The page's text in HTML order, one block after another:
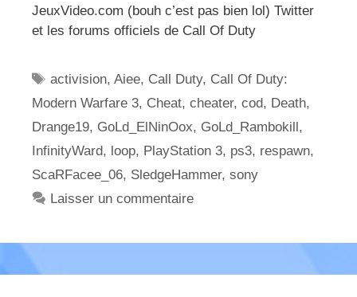
JeuxVideo.com (bouh c’est pas bien lol) Twitter
et les forums officiels de Call Of Duty
Étiquettes
activision,Aiee, Call Duty, Call Of Duty:
Modern Warfare 3, Cheat, cheater, cod, Death,
Drange19, GoLd_ElNinOox, GoLd_Rambokill ,
InfinityWard, loop, PlayStation 3, ps3, respawn,
ScaRFacee_06, SledgeHammer, sony
Laisser un commentaire